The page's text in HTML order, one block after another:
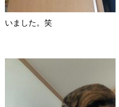
いました。笑